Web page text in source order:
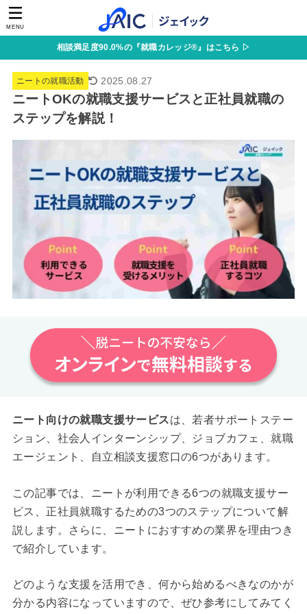
MENU
相談満足度90.0%の『就職カレッジ®』はこちら ▷
ニートの就職活動 2025.08.27
ニートOKの就職支援サービスと正社員就職の
ステップを解説！
ニート向けの就職支援サービスは、若者サポートステー
ション、社会人インターンシップ、ジョブカフェ、就職
エージェント、自立相談支援窓口の6つがあります。
この記事では、ニートが利用できる6つの就職支援サー
ビス、正社員就職するための3つのステップについて解
説します。さらに、ニートにおすすめの業界を理由つき
で紹介しています。
どのような支援を活用でき、何から始めるべきなのかが
分かる内容になっていますので、ぜひ参考にしてみてく